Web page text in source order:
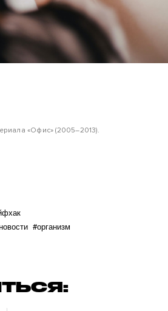
«Офис» (2005–2013).
#организм